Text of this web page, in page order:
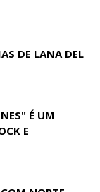
DE LANA DEL
É UM
E